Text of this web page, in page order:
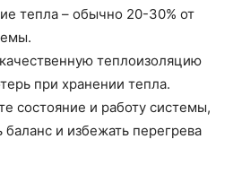
тепла – обычно 20-30% от
теплоизоляцию
при хранении тепла.
состояние и работу системы,
и избежать перегрева